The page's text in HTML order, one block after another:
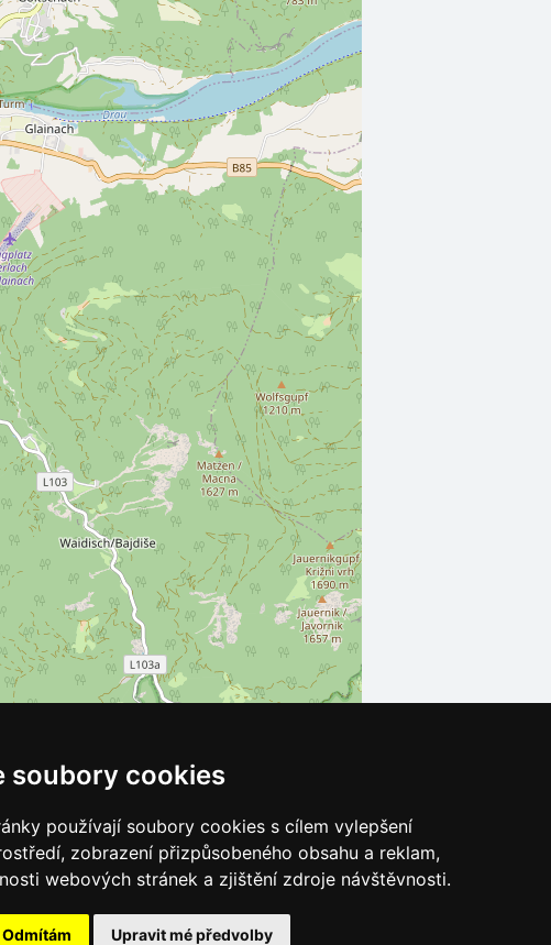
soubory cookies
používají soubory cookies s cílem vylepšení
zobrazení přizpůsobeného obsahu a reklam,
webových stránek a zjištění zdroje návštěvnosti.
Odmítám Upravit mé předvolby